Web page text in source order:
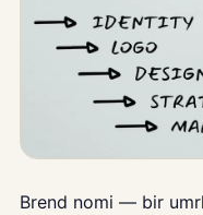
Brend nomi — bir